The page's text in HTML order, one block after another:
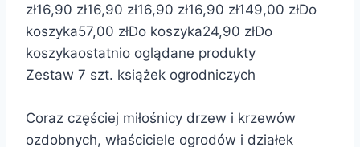
zł16,90 zł16,90 zł16,90 zł16,90 zł149,00 złDo
koszyka57,00 złDo koszyka24,90 złDo
koszykaostatnio oglądane produkty
Zestaw 7 szt. książek ogrodniczych
Coraz częściej miłośnicy drzew i krzewów
ozdobnych, właściciele ogrodów i działek